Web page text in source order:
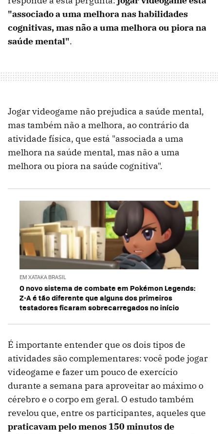
"associado a uma melhora nas habilidades
cognitivas, mas não a uma melhora ou piora na
saúde mental".
Jogar videogame não prejudica a saúde mental,
mas também não a melhora, ao contrário da
atividade física, que está "associada a uma
melhora na saúde mental, mas não a uma
melhora ou piora na saúde cognitiva".
EM XATAKA BRASIL
O novo sistema de combate em Pokémon Legends:
Z-A é tão diferente que alguns dos primeiros
testadores ficaram sobrecarregados no início
É importante entender que os dois tipos de
atividades são complementares: você pode jogar
videogame e fazer um pouco de exercício
durante a semana para aproveitar ao máximo o
cérebro e o corpo em geral. O estudo também
revelou que, entre os participantes, aqueles que
praticavam pelo menos 150 minutos de